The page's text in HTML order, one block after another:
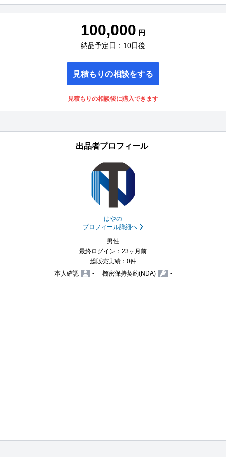
100,000 円
納品予定日：10日後
見積もりの相談をする
見積もりの相談後に購入できます
出品者プロフィール
はやの
プロフィール詳細へ
男性
最終ログイン：23ヶ月前
総販売実績：0件
本人確認
- 機密保持契約(NDA) -